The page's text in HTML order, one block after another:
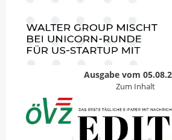
Ausgabe vom
Zum Inhalt